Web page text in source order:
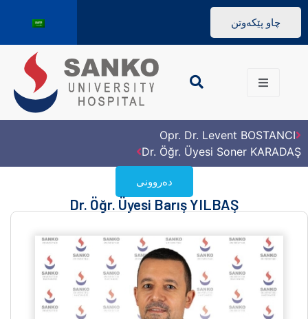
چاو پێکەوتن
Opr. Dr. Levent BOSTANCI
Dr. Öğr. Üyesi Soner KARADAŞ
دەروونی
Dr. Öğr. Üyesi Barış YILBAŞ